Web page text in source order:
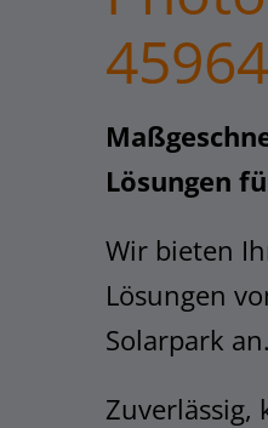
45964
Lösungen
Wir bieten
Lösungen
Solarpark an.